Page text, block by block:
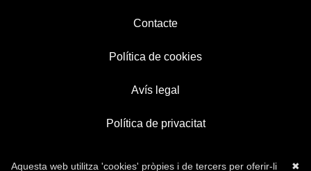
Contacte
Política de cookies
Avís legal
Política de privacitat
✖
Aquesta web utilitza 'cookies' pròpies i de tercers per oferir-li